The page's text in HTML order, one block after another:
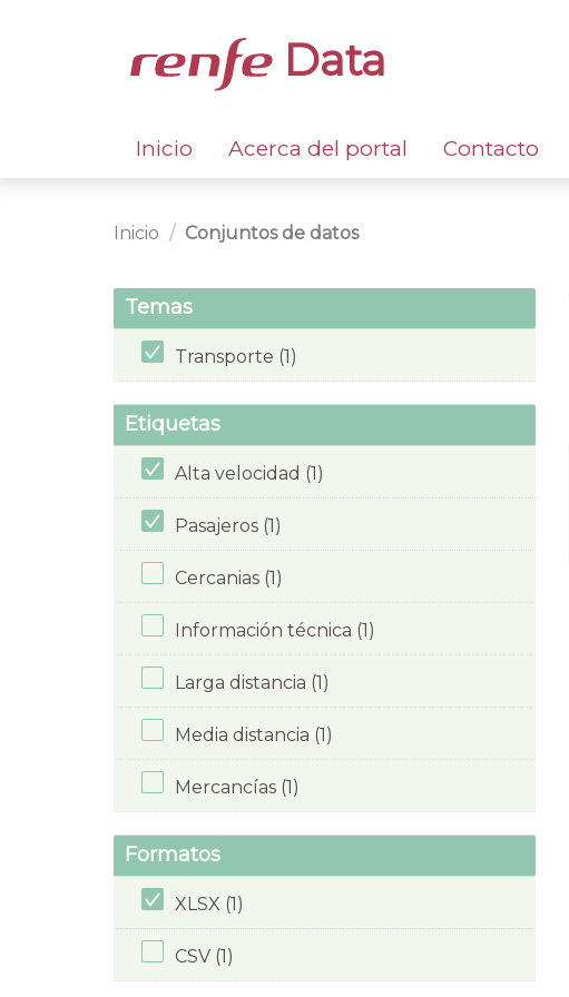
Data
Inicio Acerca del portal Contacto
Inicio Conjuntos de datos
Temas
Transporte (1)
Etiquetas
Alta velocidad (1)
Pasajeros (1)
Cercanias (1)
Información técnica (1)
Larga distancia (1)
Media distancia (1)
Mercancías (1)
Formatos
XLSX (1)
CSV (1)